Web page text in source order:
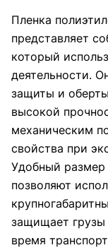
Пленка
представляет
который
деятельности.
защиты и
высокой
механическим
свойства при
Удобный
позволяют
защищает грузы
время